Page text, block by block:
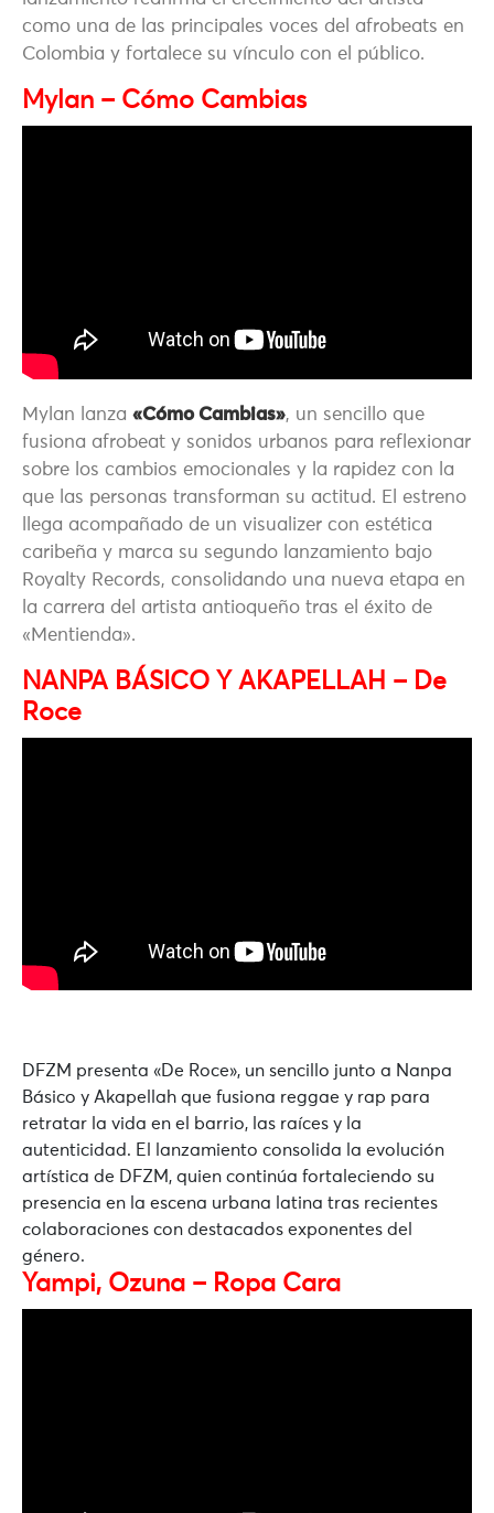
como una de las principales voces del afrobeats en
Colombia y fortalece su vínculo con el público.
Mylan – Cómo Cambias
Mylan lanza «Cómo Cambias», un sencillo que
fusiona afrobeat y sonidos urbanos para reflexionar
sobre los cambios emocionales y la rapidez con la
que las personas transforman su actitud. El estreno
llega acompañado de un visualizer con estética
caribeña y marca su segundo lanzamiento bajo
Royalty Records, consolidando una nueva etapa en
la carrera del artista antioqueño tras el éxito de
«Mentienda».
NANPA BÁSICO Y AKAPELLAH – De
Roce
DFZM presenta «De Roce», un sencillo junto a Nanpa
Básico y Akapellah que fusiona reggae y rap para
retratar la vida en el barrio, las raíces y la
autenticidad. El lanzamiento consolida la evolución
artística de DFZM, quien continúa fortaleciendo su
presencia en la escena urbana latina tras recientes
colaboraciones con destacados exponentes del
género.
Yampi, Ozuna – Ropa Cara